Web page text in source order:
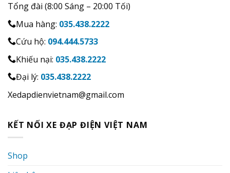
Tổng đài (8:00 Sáng – 20:00 Tối)
Mua hàng: 035.438.2222
Cứu hộ: 094.444.5733
Khiếu nại: 035.438.2222
Đại lý: 035.438.2222
Xedapdienvietnam@gmail.com
KẾT NỐI XE ĐẠP ĐIỆN VIỆT NAM
Shop